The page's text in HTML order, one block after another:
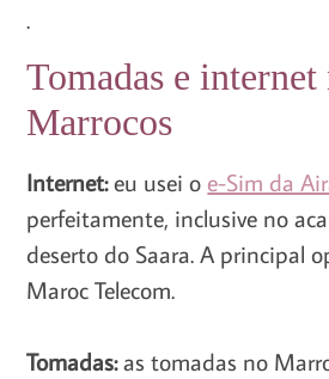
.
Tomadas e internet
Marrocos
Internet:eu usei o e-Sim da
perfeitamente, inclusive no
deserto do Saara. A principal
Maroc Telecom.
Tomadas:as tomadas no